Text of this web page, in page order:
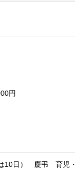
円
10日） 慶弔 育児・